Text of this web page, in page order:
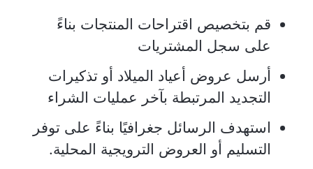
قم بتخصيص اقتراحات المنتجات بناءً
على سجل المشتريات
أرسل عروض أعياد الميلاد أو تذكيرات
التجديد المرتبطة بآخر عمليات الشراء
استهدف الرسائل جغرافيًا بناءً على توفر
التسليم أو العروض الترويجية المحلية.